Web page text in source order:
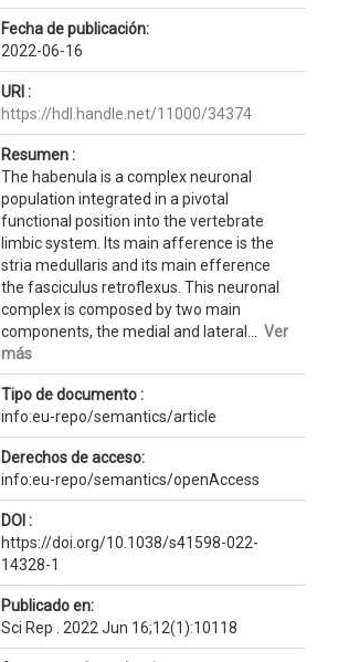
Fecha de publicación:
2022-06-16
URI :
https://hdl.handle.net/11000/34374
Resumen :
The habenula is a complex neuronal
population integrated in a pivotal
functional position into the vertebrate
limbic system. Its main afference is the
stria medullaris and its main efference
the fasciculus retroflexus. This neuronal
complex is composed by two main
components, the medial and lateral... Ver
más
Tipo de documento :
info:eu-repo/semantics/article
Derechos de acceso:
info:eu-repo/semantics/openAccess
DOI :
https://doi.org/10.1038/s41598-022-
14328-1
Publicado en:
Sci Rep . 2022 Jun 16;12(1):10118